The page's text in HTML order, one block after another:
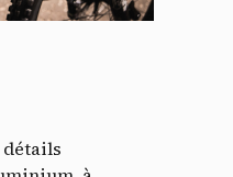
détails